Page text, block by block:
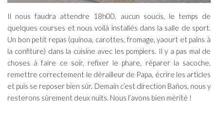
Il nous faudra attendre 18h00, aucun soucis, le temps de
quelques courses et nous voilà installés dans la salle de sport.
Un bon petit repas (quinoa, carottes, fromage, yaourt et pains à
la confiture) dans la cuisine avec les pompiers. Il y a pas mal de
choses à faire ce soir, refixer le phare, réparer la sacoche,
remettre correctement le dérailleur de Papa, écrire les articles
et puis se reposer bien sûr. Demain c’est direction Baños, nous y
resterons sûrement deux nuits. Nous l’avons bien mérité !